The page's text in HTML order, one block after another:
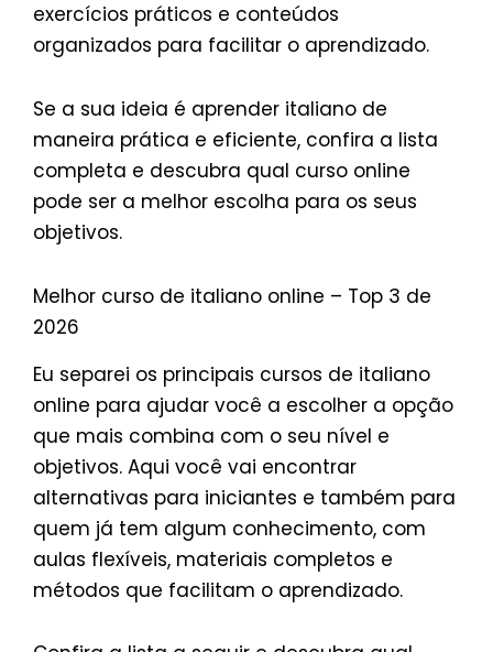
exercícios práticos e conteúdos
organizados para facilitar o aprendizado.
Se a sua ideia é aprender italiano de
maneira prática e eficiente, confira a lista
completa e descubra qual curso online
pode ser a melhor escolha para os seus
objetivos.
Melhor curso de italiano online – Top 3 de
2026
Eu separei os principais cursos de italiano
online para ajudar você a escolher a opção
que mais combina com o seu nível e
objetivos. Aqui você vai encontrar
alternativas para iniciantes e também para
quem já tem algum conhecimento, com
aulas flexíveis, materiais completos e
métodos que facilitam o aprendizado.